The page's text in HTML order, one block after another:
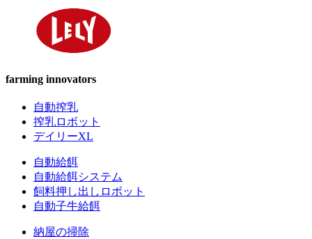
farming innovators
自動搾乳
搾乳ロボット
デイリーXL
自動給餌
自動給餌システム
飼料押し出しロボット
自動子牛給餌
納屋の掃除